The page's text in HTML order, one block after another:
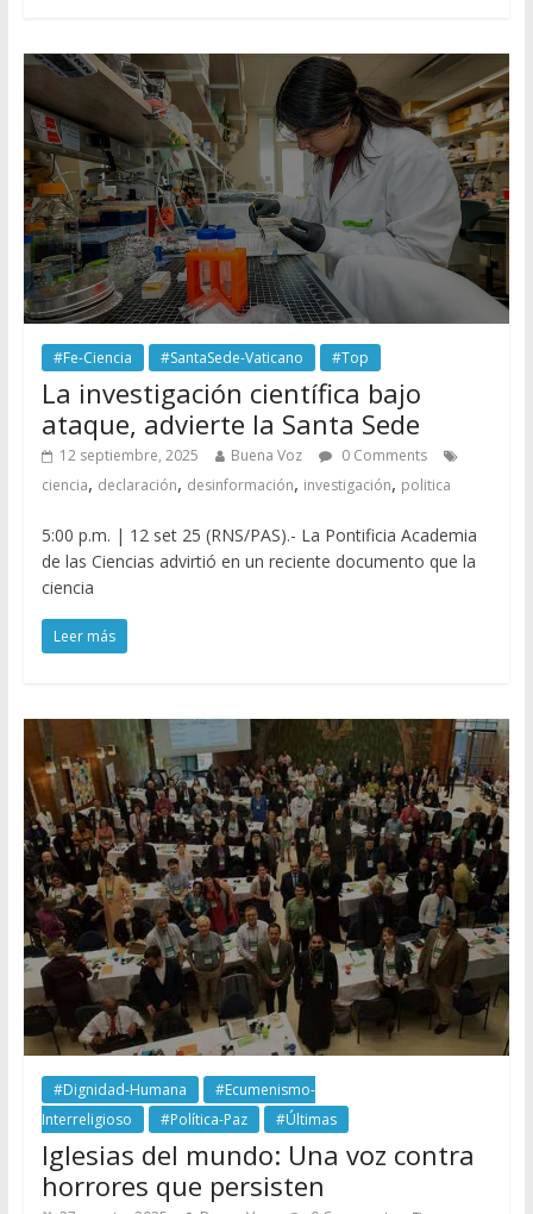
#Fe-Ciencia #SantaSede-Vaticano #Top
La investigación científica bajo
ataque, advierte la Santa Sede
12 septiembre, 2025 Buena Voz
0 Comments
ciencia, declaración, desinformación, investigación, politica
5:00 p.m. | 12 set 25 (RNS/PAS).- La Pontificia Academia
de las Ciencias advirtió en un reciente documento que la
ciencia
Leer más
#Dignidad-Humana
#Ecumenismo-
Interreligioso
#Política-Paz #Últimas
Iglesias del mundo: Una voz contra
horrores que persisten